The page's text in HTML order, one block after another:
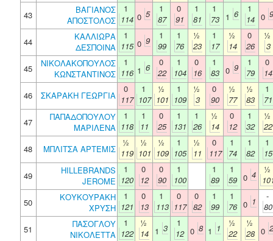
43
ΒΑΓΙΑΝΟΣ
ΑΠΟΣΤΟΛΟΣ
1
114 0 5
1
87
0
91
1
81
1
73 1 6
1
14 0
44
ΚΑΛΛΙΩΡΑ
ΔΕΣΠΟΙΝΑ
1
115 0 9
1
99
1
76
½
23
1
17
½
14
0
26
½
3
45
ΝΙΚΟΛΑΚΟΠΟΥΛΟΣ
ΚΩΝΣΤΑΝΤΙΝΟΣ
1
116 1 6
0
22
1
104
0
16
1
83 0 9
1
79
0
14
46
ΣΚΑΡΑΚΗ ΓΕΩΡΓΙΑ
0
117
1
107
½
101
1
109
½
3
0
90
½
77
½
83
1
71
47
ΠΑΠΑΔΟΠΟΥΛΟΥ
ΜΑΡΙΛΕΝΑ
1
118
1
11
0
25
1
131
1
26
½
14
0
12
1
32
½
22
48
ΜΠΛΙΤΣΑ ΑΡΤΕΜΙΣ
½
119
½
101
½
109
1
105
½
11
0
117
1
74
1
82
1
15
49
HILLEBRANDS
JEROME
1
120
0
12
0
90
1
100
1
89
1
59 0 4
½
50
ΚΟΥΚΟΥΡΑΚΗ
ΧΡΥΣΗ
1
121
0
13
1
113
0
117
0
82
1
99
1
76 0 1
-
80
51
ΠΑΣΟΓΛΟΥ
ΝΙΚΟΛΕΤΤΑ
1
122
½
14 1 3
1
12 0 8 1 1
½
22
½
28 0